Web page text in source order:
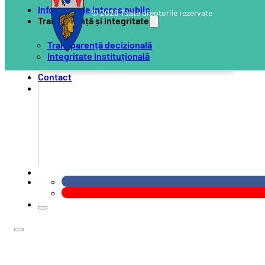
Informații de interes public
Transparență și integritate
Transparență decizională
Integritate instituțională
Contact
© 2026 Toate drepturile rezervate